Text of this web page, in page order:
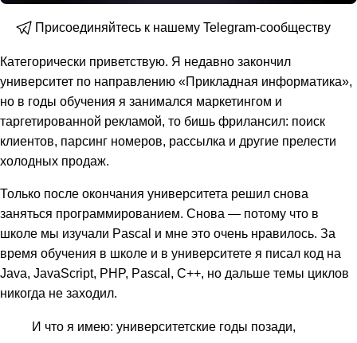
Присоединяйтесь к нашему Telegram-сообществу
Категорически приветствую. Я недавно закончил
университет по направлению «Прикладная информатика»,
но в годы обучения я занимался маркетингом и
таргетированной рекламой, то бишь фрилансил: поиск
клиентов, парсинг номеров, рассылка и другие прелести
холодных продаж.
Только после окончания университета решил снова
заняться программированием. Снова — потому что в
школе мы изучали Pascal и мне это очень нравилось. За
время обучения в школе и в университете я писал код на
Java, JavaScript, PHP, Pascal, C++, но дальше темы циклов
никогда не заходил.
И что я имею: университетские годы позади,